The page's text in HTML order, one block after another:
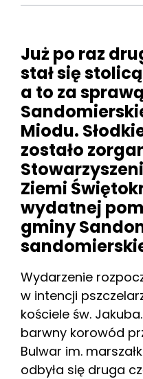
Już po raz
stał się
a to za
Miodu.
zostało
Ziemi
wydatnej
gminy
Wydarzenie
w intencji
kościele św.
barwny korowód
Bulwar im.
odbyła się druga